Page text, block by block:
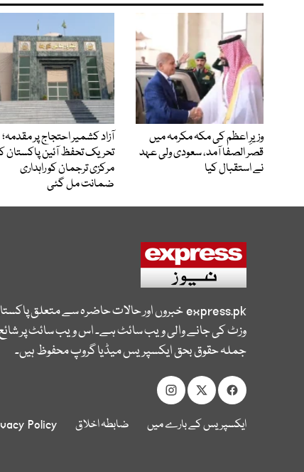
وزیرِ اعظم کی مکہ مکرمہ میں
قصر الصفا آمد، سعودی ولی عہد
نے استقبال کیا
آزاد کشمیر احتجاج پر مقدمہ؛
تحریک تحفظ آئین پاکستان
مرکزی ترجمان کو راہداری
ضمانت مل گئی
express.pkخبروں اور حالات حاضرہ سے متعلق
وزٹ کی جانے والی ویب سائٹ ہے۔ اس ویب سائٹ پر
جملہ حقوق بحق ایکسپریس میڈیا گروپ محفوظ ہیں۔
ایکسپریس کے بارے میں ضابطہ اخلاق Policy